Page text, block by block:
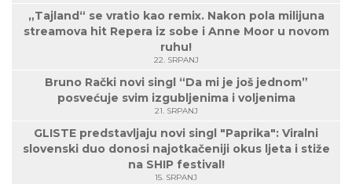
„Tajland“ se vratio kao remix. Nakon pola milijuna
streamova hit Repera iz sobe i Anne Moor u novom
ruhu!
22. SRPANJ
Bruno Rački novi singl “Da mi je još jednom”
posvećuje svim izgubljenima i voljenima
21. SRPANJ
GLISTE predstavljaju novi singl "Paprika": Viralni
slovenski duo donosi najotkačeniji okus ljeta i stiže
na SHIP festival!
15. SRPANJ